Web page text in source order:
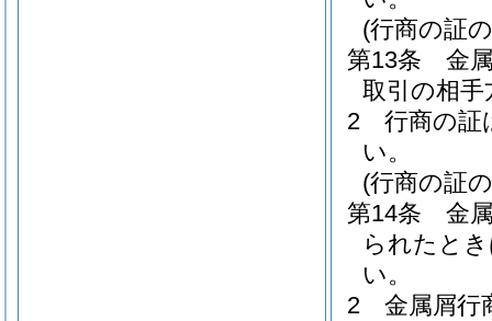
(行商の証
第13条
金
取引の相
2
行商の証
い。
(行商の証
第14条
金
られたと
い。
2
金属屑行